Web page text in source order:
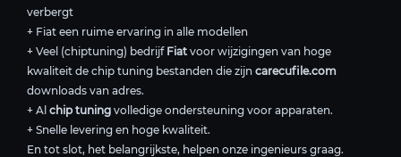
verbergt
+ Fiat een ruime ervaring in alle modellen
+ Veel (chiptuning) bedrijf Fiat voor wijzigingen van hoge
kwaliteit de chip tuning bestanden die zijn carecufile.com
downloads van adres.
+ Al chip tuning volledige ondersteuning voor apparaten.
+ Snelle levering en hoge kwaliteit.
En tot slot, het belangrijkste, helpen onze ingenieurs graag.